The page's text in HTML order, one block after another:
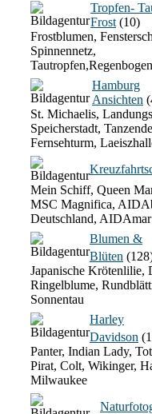
Tropfen-
Frost (10)
Frostblumen,
Spinnennetz,
Hamburg
Ansichten
St. Michaelis,
Speicherstadt,
Fernsehturm,
Mein Schiff, Queen
MSC Magnifica,
Deutschland, AIDAmar
Blumen &
Blüten
Japanische Krötenlilie,
Ringelblume,
Sonnentau
Harley
Davidson
Panter, Indian Lady,
Pirat, Colt, Wikinger,
Milwaukee